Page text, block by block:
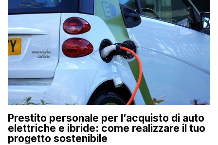
Prestito personale per l’acquisto di auto
elettriche e ibride: come realizzare il tuo
progetto sostenibile